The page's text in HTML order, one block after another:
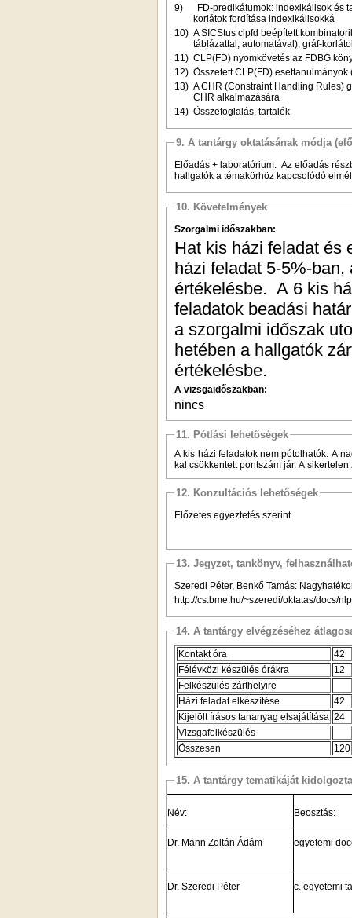
9)
FD-predikátumok: indexikálisok és
korlátok fordítása indexikálisokká
10) A SICStus clpfd beépített
táblázattal, automatával), gráf-
11) CLP(FD) nyomkövetés az FDBG
12) Összetett CLP(FD)
13) A CHR (Constraint Handling Rules)
CHR alkalmazására
14) Összefoglalás, tartalék
9. A tantárgy oktatásának módja
Előadás + laboratórium. Az előadás
hallgatók a témakörhöz kapcsolódó
10. Követelmények
Szorgalmi időszakban:
Hat kis házi feladat és
házi feladat 5-5%-
értékelésbe. A 6 kis
feladatok beadási
a szorgalmi időszak
hetében a hallgatók
értékelésbe.
A vizsgaidőszakban:
nincs
11. Pótlási lehetőségek
A kis házi feladatok nem pótolhatók. A
kal csökkentett pontszám jár. A
12. Konzultációs lehetőségek
Előzetes egyeztetés szerint .
13. Jegyzet, tankönyv,
Szeredi Péter, Benkő Tamás:
http://cs.bme.hu/~szeredi/oktatas/docs/
14. A tantárgy elvégzéséhez
Kontakt óra
42
Félévközi készülés órákra
12
Felkészülés zárthelyire
Házi feladat elkészítése
42
Kijelölt írásos tananyag elsajátítása 24
Vizsgafelkészülés
Összesen
120
15. A tantárgy tematikáját kidolgozta
Név: Beosztás:
Dr. Mann Zoltán Ádám egyetemi
Dr. Szeredi Péter c. egyetemi